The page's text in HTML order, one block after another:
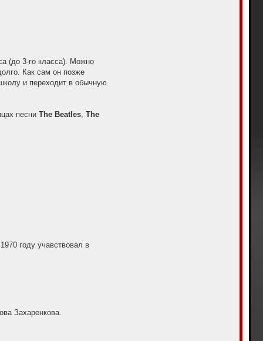
(до 3-го класса). Можно
Как сам он позже
и переходит в обычную
песни The Beatles, The
году учавствовал в
Захаренкова.